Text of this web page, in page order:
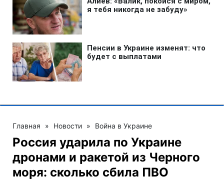
Главная » Новости » Война в Украине
Россия ударила по Украине
дронами и ракетой из Черного
моря: сколько сбила ПВО